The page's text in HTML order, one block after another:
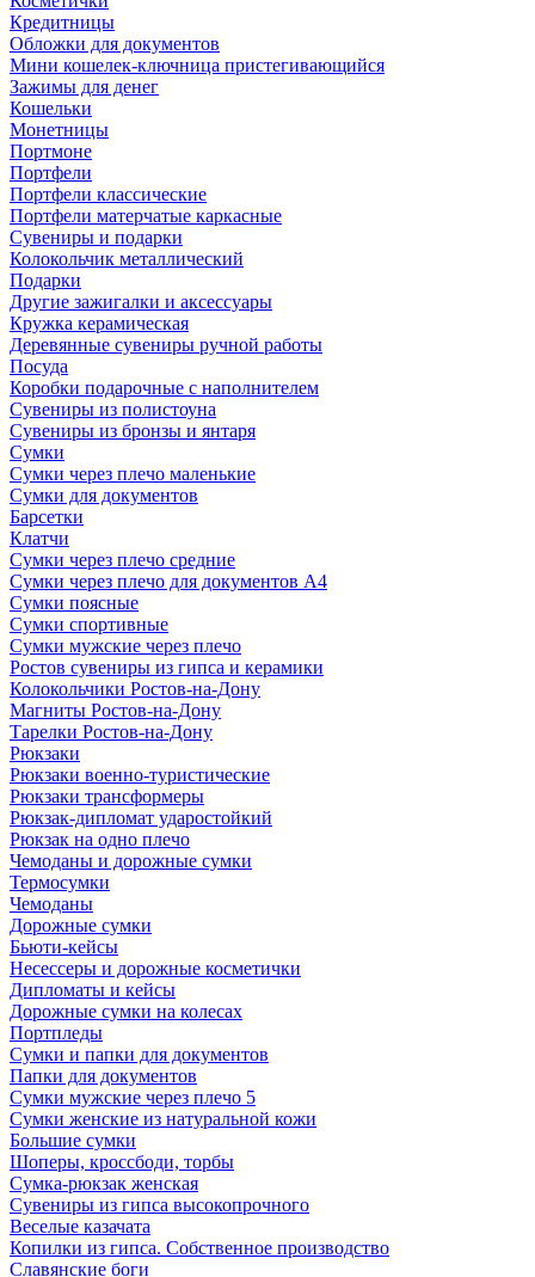
Кредитницы
Обложки для документов
Мини кошелек-ключница пристегивающийся
Зажимы для денег
Кошельки
Монетницы
Портмоне
Портфели
Портфели классические
Портфели матерчатые каркасные
Сувениры и подарки
Колокольчик металлический
Подарки
Другие зажигалки и аксессуары
Кружка керамическая
Деревянные сувениры ручной работы
Посуда
Коробки подарочные с наполнителем
Сувениры из полистоуна
Сувениры из бронзы и янтаря
Сумки
Сумки через плечо маленькие
Сумки для документов
Барсетки
Клатчи
Сумки через плечо средние
Сумки через плечо для документов А4
Сумки поясные
Сумки спортивные
Сумки мужские через плечо
Ростов сувениры из гипса и керамики
Колокольчики Ростов-на-Дону
Магниты Ростов-на-Дону
Тарелки Ростов-на-Дону
Рюкзаки
Рюкзаки военно-туристические
Рюкзаки трансформеры
Рюкзак-дипломат ударостойкий
Рюкзак на одно плечо
Чемоданы и дорожные сумки
Термосумки
Чемоданы
Дорожные сумки
Бьюти-кейсы
Несессеры и дорожные косметички
Дипломаты и кейсы
Дорожные сумки на колесах
Портпледы
Сумки и папки для документов
Папки для документов
Сумки мужские через плечо 5
Сумки женские из натуральной кожи
Большие сумки
Шоперы, кроссбоди, торбы
Сумка-рюкзак женская
Сувениры из гипса высокопрочного
Веселые казачата
Копилки из гипса. Собственное производство
Славянские боги